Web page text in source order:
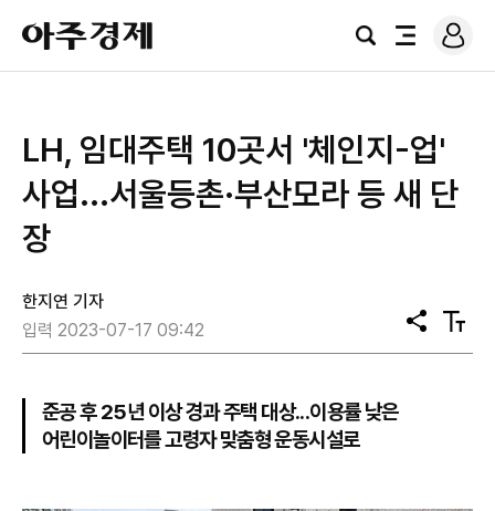
아
주
경
검
전
로
그
LH, 임대주택 10곳서 '체인지-업'
사업...서울등촌·부산모라 등 새 단
장
한지연 기자
입력 2023-07-17 09:42
공
유
텍
스
준공 후 25년 이상 경과 주택 대상...이용률 낮은
어린이놀이터를 고령자 맞춤형 운동시설로